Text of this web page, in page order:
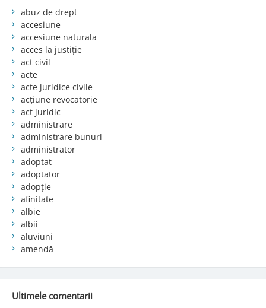
abuz de drept
accesiune
accesiune naturala
acces la justiție
act civil
acte
acte juridice civile
acțiune revocatorie
act juridic
administrare
administrare bunuri
administrator
adoptat
adoptator
adopție
afinitate
albie
albii
aluviuni
amendă
Ultimele comentarii